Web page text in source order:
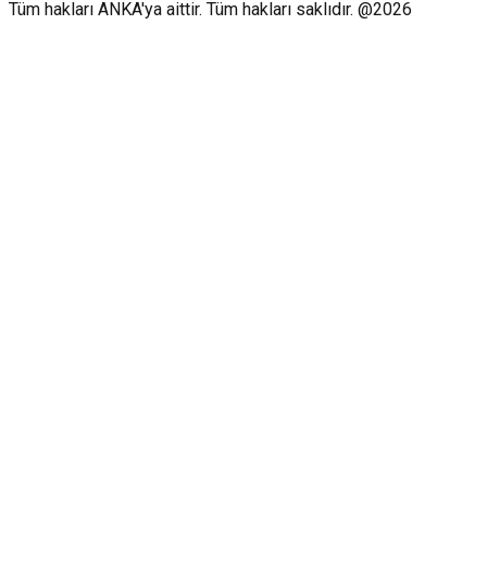
Tüm hakları ANKA'ya aittir. Tüm hakları saklıdır. @2026